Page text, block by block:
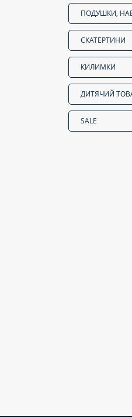
ПОДУШКИ,
СКАТЕРТИНИ
КИЛИМКИ
ДИТЯЧИЙ
SALE